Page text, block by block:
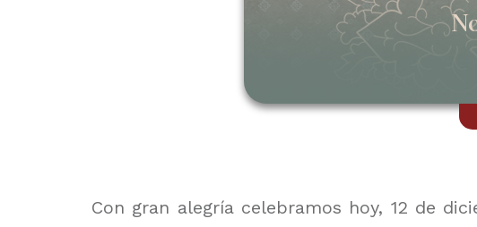
Con gran alegría celebramos hoy, 12 de